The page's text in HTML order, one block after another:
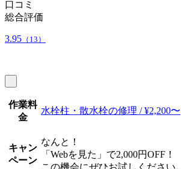
口コミ
総合評価
3.95 （13）
作業料
金
水栓柱・散水栓の修理 / ¥2,200〜
キャン
ペーン
なんと！
「Webを見た」で2,000円OFF！
この機会にぜひお試しください。